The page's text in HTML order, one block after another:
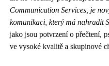
Communication Services, je
komunikaci, který má nahradit
jako jsou potvrzení o přečtení,
ve vysoké kvalitě a skupinové